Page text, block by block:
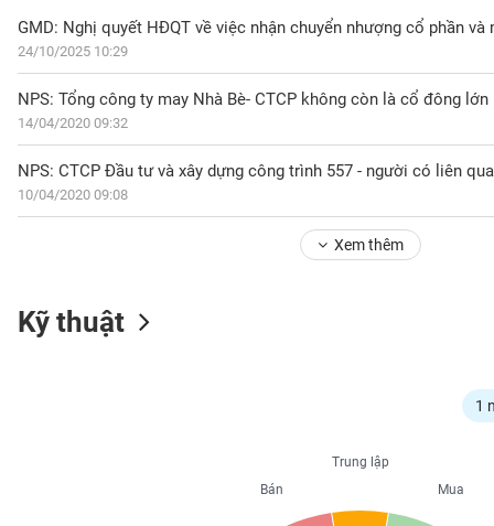
24/10/2025 10:29
NPS: Tổng công ty may Nhà Bè- CTCP không còn là cổ đông lớn
14/04/2020 09:32
10/04/2020 09:08
Xem thêm
Kỹ thuật
1
Trung lập
Mua
Bán
DOANH
NGHIỆP
CỔ
SINH